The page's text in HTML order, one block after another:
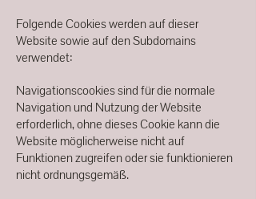
Folgende Cookies werden auf dieser
Website sowie auf den Subdomains
verwendet:
Navigationscookies sind für die normale
Navigation und Nutzung der Website
erforderlich, ohne dieses Cookie kann die
Website möglicherweise nicht auf
Funktionen zugreifen oder sie funktionieren
nicht ordnungsgemäß.